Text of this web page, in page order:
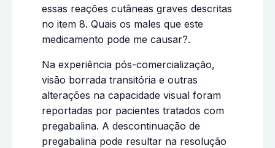
essas reações cutâneas graves descritas
no item 8. Quais os males que este
medicamento pode me causar?.
Na experiência pós-comercialização,
visão borrada transitória e outras
alterações na capacidade visual foram
reportadas por pacientes tratados com
pregabalina. A descontinuação de
pregabalina pode resultar na resolução